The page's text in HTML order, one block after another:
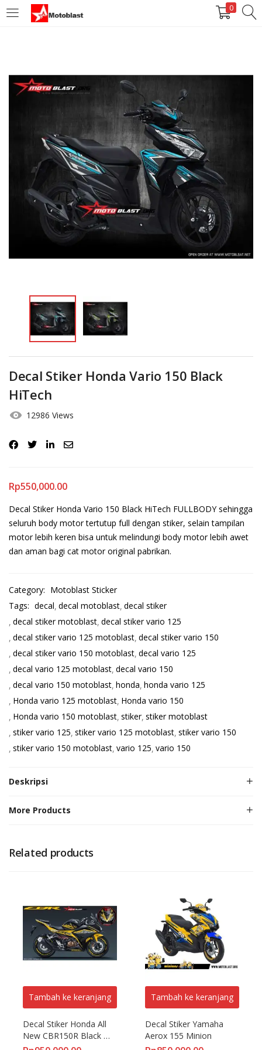
0
LOGIN REGISTER
Enter your username and password to login.
Remember me
Login
Lost password?
Decal Stiker Honda Vario 150 Black
HiTech
12986 Views
Rp550,000.00
Decal Stiker Honda Vario 150 Black HiTech FULLBODY sehingga
seluruh body motor tertutup full dengan stiker, selain tampilan
motor lebih keren bisa untuk melindungi body motor lebih awet
dan aman bagi cat motor original pabrikan.
Category: Motoblast Sticker
Tags: decal decal motoblast decal stiker
decal stiker motoblast decal stiker vario 125
decal stiker vario 125 motoblast decal stiker vario 150
decal stiker vario 150 motoblast decal vario 125
decal vario 125 motoblast decal vario 150
decal vario 150 motoblast honda honda vario 125
Honda vario 125 motoblast Honda vario 150
Honda vario 150 motoblast stiker stiker motoblast
stiker vario 125 stiker vario 125 motoblast stiker vario 150
stiker vario 150 motoblast vario 125 vario 150
Deskripsi
More Products
Related products
Tambah ke keranjang
Decal Stiker Honda All
New CBR150R Black
Gold
Tambah ke keranjang
Decal Stiker Yamaha
Aerox 155 Minion